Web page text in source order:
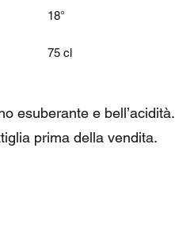
18°
75 cl
esuberante e bell’acidità.
prima della vendita.